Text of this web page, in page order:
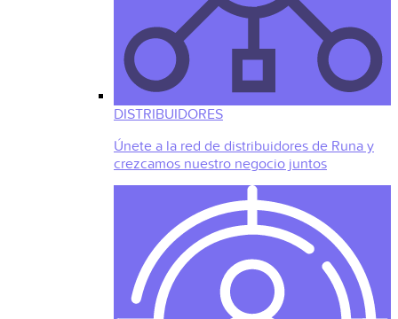
DISTRIBUIDORES
Únete a la red de distribuidores de Runa y
crezcamos nuestro negocio juntos